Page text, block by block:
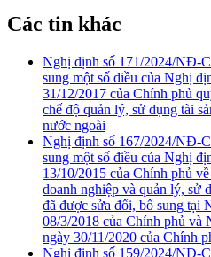
Các tin khác
Nghị định số 171/2024/NĐ-
sung một số điều của Nghị
31/12/2017 của Chính phủ
chế độ quản lý, sử dụng tài
nước ngoài
Nghị định số 167/2024/NĐ-
sung một số điều của Nghị
13/10/2015 của Chính phủ
doanh nghiệp và quản lý, sử
đã được sửa đổi, bổ sung tại
08/3/2018 của Chính phủ
ngày 30/11/2020 của Chính
Nghị định số 159/2024/NĐ-